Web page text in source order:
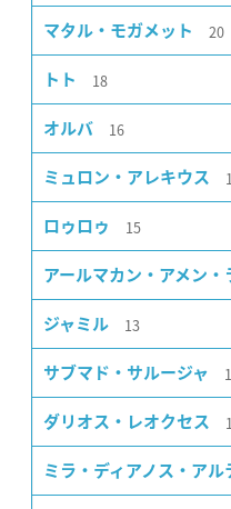
マタル・モガメット 20
トト 18
オルバ 16
ミュロン・アレキウス
ロゥロゥ 15
アールマカン・アメン・
ジャミル 13
サブマド・サルージャ
ダリオス・レオクセス
ミラ・ディアノス・アル